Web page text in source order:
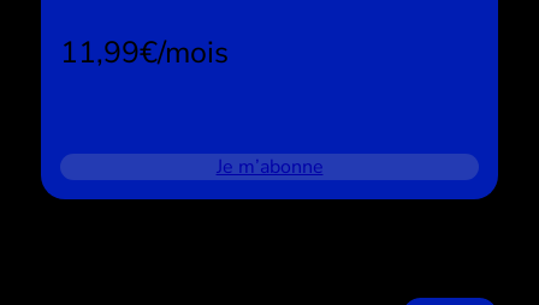
11,99€/mois
Je m’abonne